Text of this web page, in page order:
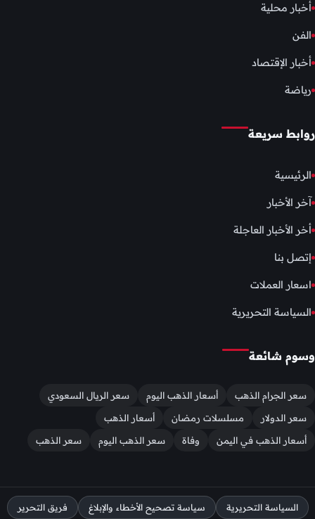
أخبار محلية
الفن
أخبار الإقتصاد
رياضة
روابط سريعة
الرئيسية
آخر الأخبار
أخر الأخبار العاجلة
إتصل بنا
اسعار العملات
السياسة التحريرية
وسوم شائعة
سعر الجرام الذهب أسعار الذهب اليوم
سعر الريال السعودي
سعر الدولار
مسلسلات رمضان
أسعار الذهب
أسعار الذهب في اليمن
وفاة سعر الذهب اليوم سعر الذهب
السياسة التحريرية سياسة تصحيح الأخطاء والإبلاغ فريق التحرير